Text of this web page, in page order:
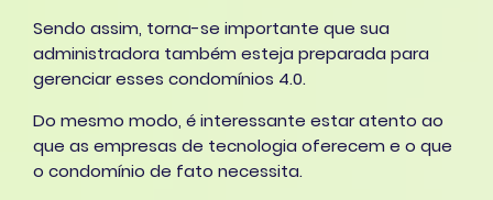
Sendo assim, torna-se importante que sua
administradora também esteja preparada para
gerenciar esses condomínios 4.0.
Do mesmo modo, é interessante estar atento ao
que as empresas de tecnologia oferecem e o que
o condomínio de fato necessita.